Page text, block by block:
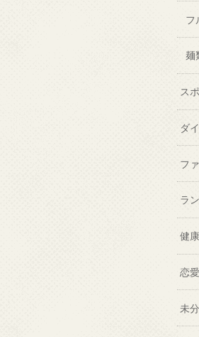
フ
麺
ス
ダ
フ
ラ
健
恋
未